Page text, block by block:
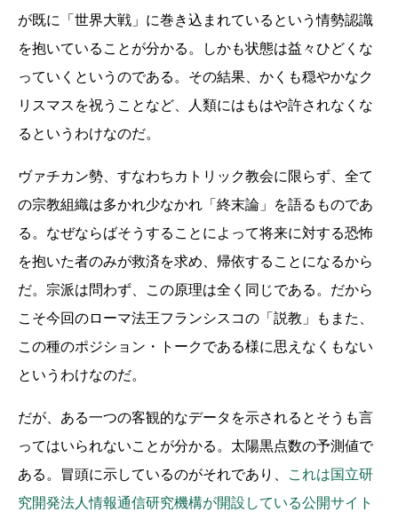
が既に「世界大戦」に巻き込まれているという情勢認識
を抱いていることが分かる。しかも状態は益々ひどくな
っていくというのである。その結果、かくも穏やかなク
リスマスを祝うことなど、人類にはもはや許されなくな
るというわけなのだ。
ヴァチカン勢、すなわちカトリック教会に限らず、全て
の宗教組織は多かれ少なかれ「終末論」を語るものであ
る。なぜならばそうすることによって将来に対する恐怖
を抱いた者のみが救済を求め、帰依することになるから
だ。宗派は問わず、この原理は全く同じである。だから
こそ今回のローマ法王フランシスコの「説教」もまた、
この種のポジション・トークである様に思えなくもない
というわけなのだ。
だが、ある一つの客観的なデータを示されるとそうも言
ってはいられないことが分かる。太陽黒点数の予測値で
ある。冒頭に示しているのがそれであり、
これは国立研
究開発法人情報通信研究機構が開設している公開サイト